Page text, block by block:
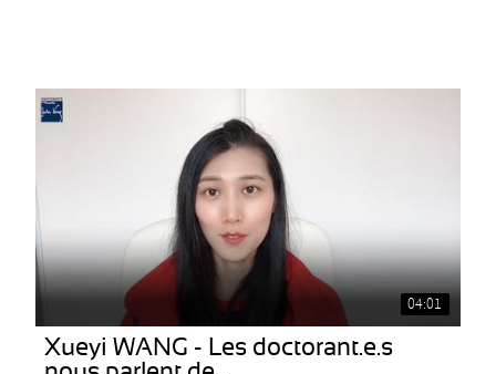
04:01
Xueyi WANG - Les doctorant.e.s